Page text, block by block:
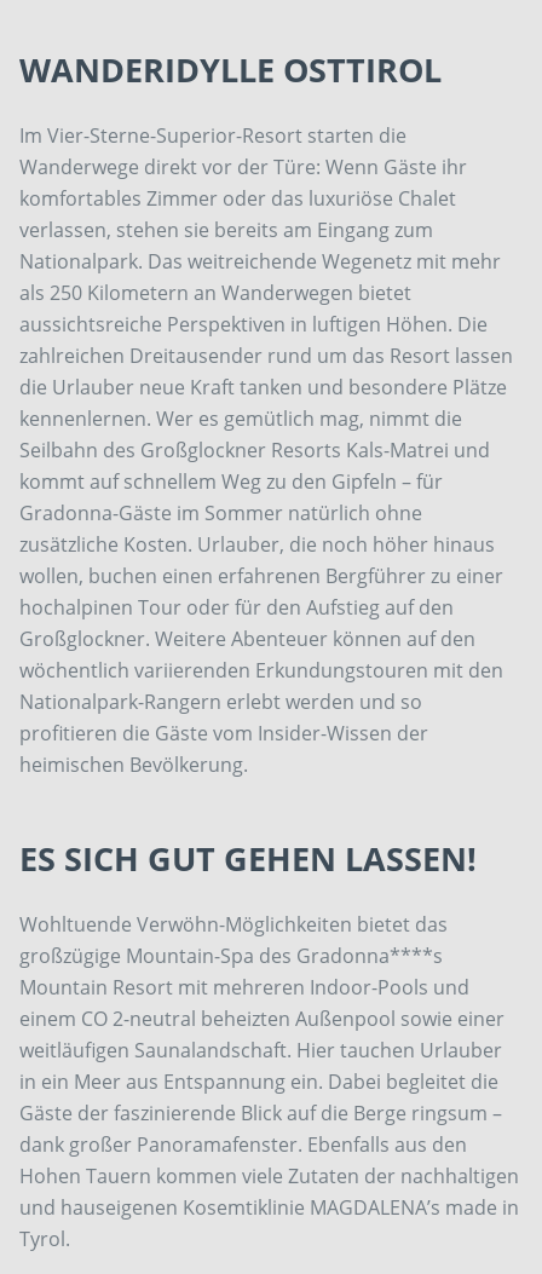
WANDERIDYLLE OSTTIROL
Im Vier-Sterne-Superior-Resort starten die
Wanderwege direkt vor der Türe: Wenn Gäste ihr
komfortables Zimmer oder das luxuriöse Chalet
verlassen, stehen sie bereits am Eingang zum
Nationalpark. Das weitreichende Wegenetz mit mehr
als 250 Kilometern an Wanderwegen bietet
aussichtsreiche Perspektiven in luftigen Höhen. Die
zahlreichen Dreitausender rund um das Resort lassen
die Urlauber neue Kraft tanken und besondere Plätze
kennenlernen. Wer es gemütlich mag, nimmt die
Seilbahn des Großglockner Resorts Kals-Matrei und
kommt auf schnellem Weg zu den Gipfeln – für
Gradonna-Gäste im Sommer natürlich ohne
zusätzliche Kosten. Urlauber, die noch höher hinaus
wollen, buchen einen erfahrenen Bergführer zu einer
hochalpinen Tour oder für den Aufstieg auf den
Großglockner. Weitere Abenteuer können auf den
wöchentlich variierenden Erkundungstouren mit den
Nationalpark-Rangern erlebt werden und so
profitieren die Gäste vom Insider-Wissen der
heimischen Bevölkerung.
ES SICH GUT GEHEN LASSEN!
Wohltuende Verwöhn-Möglichkeiten bietet das
großzügige Mountain-Spa des Gradonna****s
Mountain Resort mit mehreren Indoor-Pools und
einem CO 2-neutral beheizten Außenpool sowie einer
weitläufigen Saunalandschaft. Hier tauchen Urlauber
in ein Meer aus Entspannung ein. Dabei begleitet die
Gäste der faszinierende Blick auf die Berge ringsum –
dank großer Panoramafenster. Ebenfalls aus den
Hohen Tauern kommen viele Zutaten der nachhaltigen
und hauseigenen Kosemtiklinie MAGDALENA’s made in
Tyrol.